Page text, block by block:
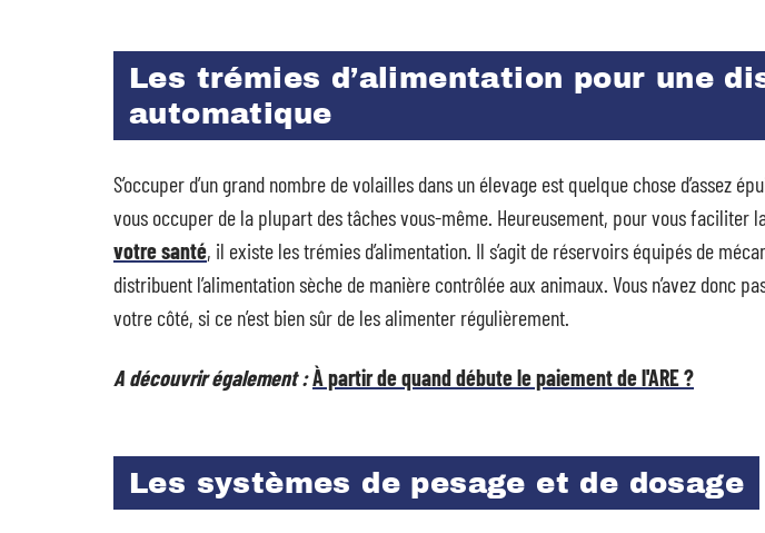
Les trémies d’alimentation pour une
automatique
S’occuper d’un grand nombre de volailles dans un élevage est quelque chose d’assez
vous occuper de la plupart des tâches vous-même. Heureusement, pour vous faciliter
votre santé, il existe les trémies d’alimentation. Il s’agit de réservoirs équipés de
distribuent l’alimentation sèche de manière contrôlée aux animaux. Vous n’avez donc
votre côté, si ce n’est bien sûr de les alimenter régulièrement.
A découvrir également :À partir de quand débute le paiement de l'ARE ?
Les systèmes de pesage et de dosage